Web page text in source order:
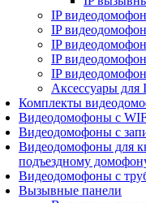
IP
IP
IP
IP
IP
Аксессуары для
Комплекты
Видеодомофоны с
Видеодомофоны с
Видеодомофоны для
подъездному
Видеодомофоны с
Вызывные панели